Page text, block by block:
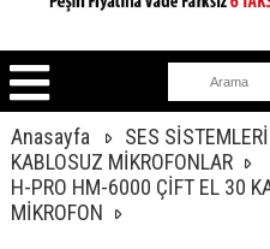
Anasayfa SES SİSTEMLERİ
KABLOSUZ MİKROFONLAR
H-PRO HM-6000 ÇİFT EL 30
MİKROFON